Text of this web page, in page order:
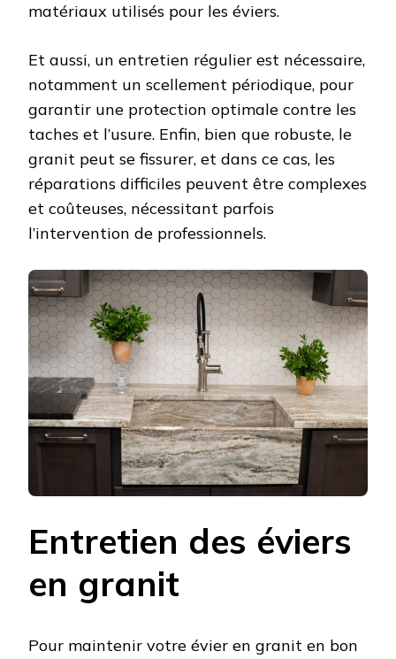
matériaux utilisés pour les éviers.
Et aussi, un entretien régulier est nécessaire,
notamment un scellement périodique, pour
garantir une protection optimale contre les
taches et l’usure. Enfin, bien que robuste, le
granit peut se fissurer, et dans ce cas, les
réparations difficiles peuvent être complexes
et coûteuses, nécessitant parfois
l’intervention de professionnels.
Entretien des éviers
en granit
Pour maintenir votre évier en granit en bon